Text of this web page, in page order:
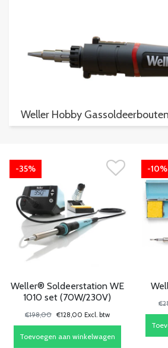
Weller Hobby Gassoldeerbouten
-35%
Weller® Soldeerstation WE
1010 set (70W/230V)
€198,00 €128,00 Excl. btw
Toevoegen aan winkelwagen
-10%